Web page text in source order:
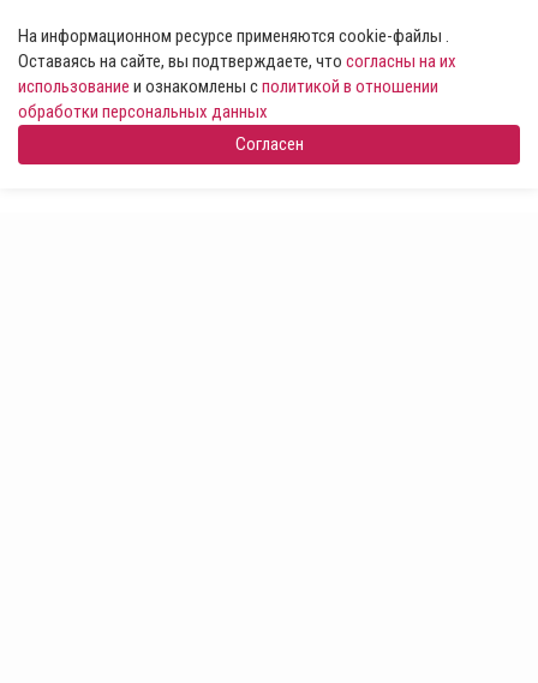
На информационном ресурсе применяются cookie-файлы .
Оставаясь на сайте, вы подтверждаете, что согласны на их
использование и ознакомлены сполитикой в отношении
обработки персональных данных
Согласен